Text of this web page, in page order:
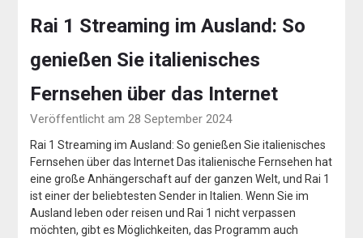
Rai 1 Streaming im Ausland: So
genießen Sie italienisches
Fernsehen über das Internet
Veröffentlicht am 28 September 2024
Rai 1 Streaming im Ausland: So genießen Sie italienisches
Fernsehen über das Internet Das italienische Fernsehen hat
eine große Anhängerschaft auf der ganzen Welt, und Rai 1
ist einer der beliebtesten Sender in Italien. Wenn Sie im
Ausland leben oder reisen und Rai 1 nicht verpassen
möchten, gibt es Möglichkeiten, das Programm auch